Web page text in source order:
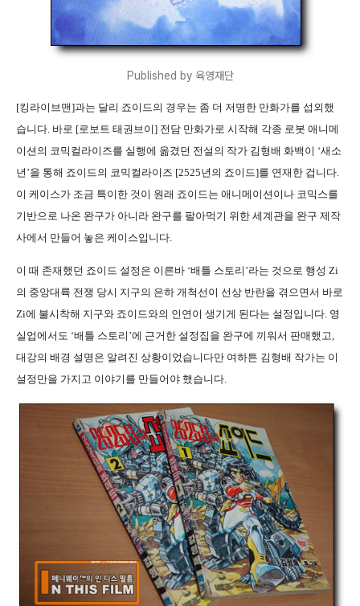
Published by 육영재단
[킹라이브맨]과는 달리 죠이드의 경우는 좀 더 저명한 만화가를 섭외했
습니다. 바로 [로보트 태권브이] 전담 만화가로 시작해 각종 로봇 애니메
이션의 코믹컬라이즈를 실행에 옮겼던 전설의 작가 김형배 화백이 ‘새소
년’을 통해 죠이드의 코믹컬라이즈 [2525년의 죠이드]를 연재한 겁니다.
이 케이스가 조금 특이한 것이 원래 죠이드는 애니메이션이나 코믹스를
기반으로 나온 완구가 아니라 완구를 팔아먹기 위한 세계관을 완구 제작
사에서 만들어 놓은 케이스입니다.
이 때 존재했던 죠이드 설정은 이른바 ‘배틀 스토리’라는 것으로 행성 Zi
의 중앙대륙 전쟁 당시 지구의 은하 개척선이 선상 반란을 겪으면서 바로
Zi에 불시착해 지구와 죠이드와의 인연이 생기게 된다는 설정입니다. 영
실업에서도 ‘배틀 스토리’에 근거한 설정집을 완구에 끼워서 판매했고,
대강의 배경 설명은 알려진 상황이었습니다만 여하튼 김형배 작가는 이
설정만을 가지고 이야기를 만들어야 했습니다.